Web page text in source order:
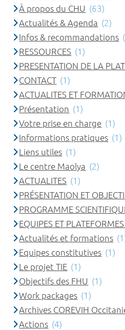
À propos du CHU (63)
Actualités & Agenda (2)
Infos & recommandations
RESSOURCES (1)
PRESENTATION DE LA
CONTACT (1)
ACTUALITES ET
Présentation (1)
Votre prise en charge (1)
Informations pratiques (1)
Liens utiles (1)
Le centre Maolya (2)
ACTUALITES (1)
PRÉSENTATION ET
PROGRAMME
EQUIPES ET
Actualités et formations
Equipes constitutives (1)
Le projet TIE (1)
Objectifs des FHU (1)
Work packages (1)
Archives COREVIH
Actions (4)